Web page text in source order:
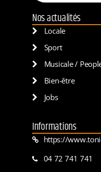
Nos actualités
Locale
Sport
Musicale /
Bien-être
Jobs
Informations
https://
04 72 741 741